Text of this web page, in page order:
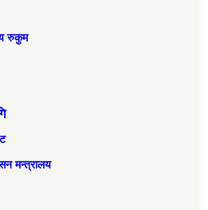
रुकुम
मन्त्रालय